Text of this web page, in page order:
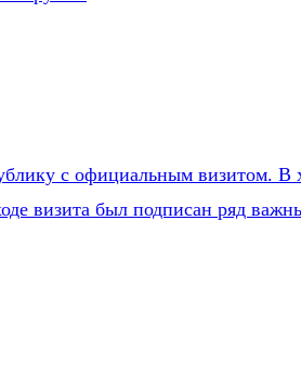
с официальным визитом. В
визита был подписан ряд